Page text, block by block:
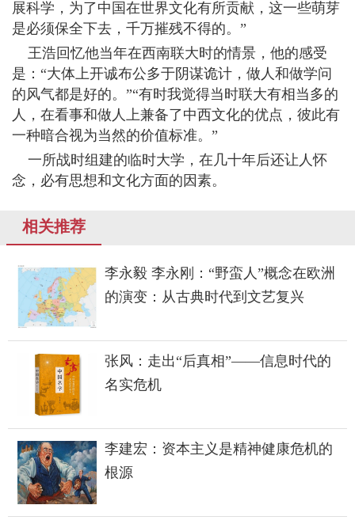
展科学，为了中国在世界文化有所贡献，这一些萌芽
是必须保全下去，千万摧残不得的。”
王浩回忆他当年在西南联大时的情景，他的感受
是：“大体上开诚布公多于阴谋诡计，做人和做学问
的风气都是好的。”“有时我觉得当时联大有相当多的
人，在看事和做人上兼备了中西文化的优点，彼此有
一种暗合视为当然的价值标准。”
一所战时组建的临时大学，在几十年后还让人怀
念，必有思想和文化方面的因素。
相关推荐
李永毅 李永刚：“野蛮人”概念在欧洲
的演变：从古典时代到文艺复兴
张风：走出“后真相”——信息时代的
名实危机
李建宏：资本主义是精神健康危机的
根源